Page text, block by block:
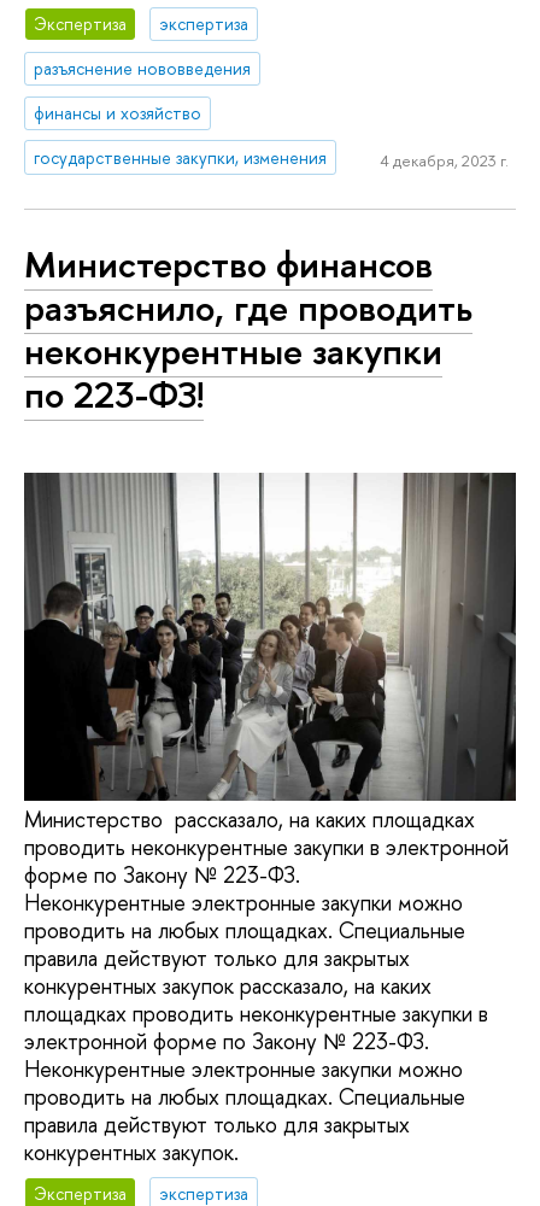
Экспертиза
экспертиза
разъяснение нововведения
финансы и хозяйство
государственные закупки, изменения
4 декабря, 2023 г.
Министерство финансов
разъяснило, где проводить
неконкурентные закупки
по 223-ФЗ!
Министерство рассказало, на каких площадках
проводить неконкурентные закупки в электронной
форме по Закону № 223-ФЗ.
Неконкурентные электронные закупки можно
проводить на любых площадках. Специальные
правила действуют только для закрытых
конкурентных закупок рассказало, на каких
площадках проводить неконкурентные закупки в
электронной форме по Закону № 223-ФЗ.
Неконкурентные электронные закупки можно
проводить на любых площадках. Специальные
правила действуют только для закрытых
конкурентных закупок.
Экспертиза
экспертиза